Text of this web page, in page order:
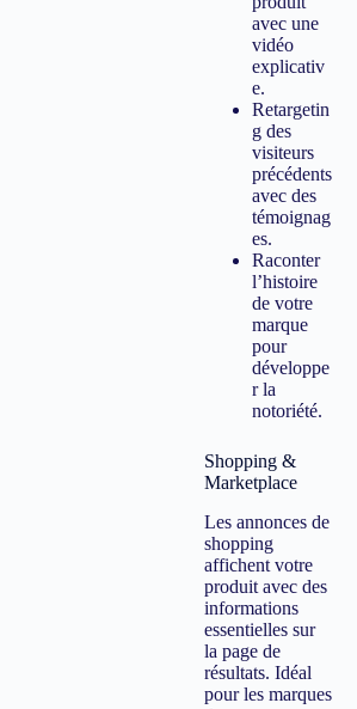
avec une
vidéo
explicativ
e.
Retargetin
g des
visiteurs
précédents
avec des
témoignag
es.
Raconter
l’histoire
de votre
marque
pour
développe
r la
notoriété.
Shopping &
Marketplace
Les annonces de
shopping
affichent votre
produit avec des
informations
essentielles sur
la page de
résultats. Idéal
pour les marques